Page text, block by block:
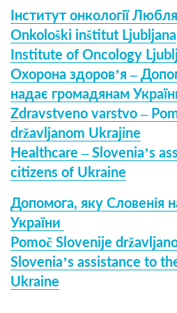
Інститут онкології
Onkološki inštitut Ljubljana
Institute of Oncology
Охорона здоров’я –
надає громадянам
Zdravstveno varstvo –
državljanom Ukrajine
Healthcare – Slovenia’s
citizens of Ukraine
Допомога, яку Словенія
України
Pomoč Slovenije
Slovenia’s assistance to
Ukraine